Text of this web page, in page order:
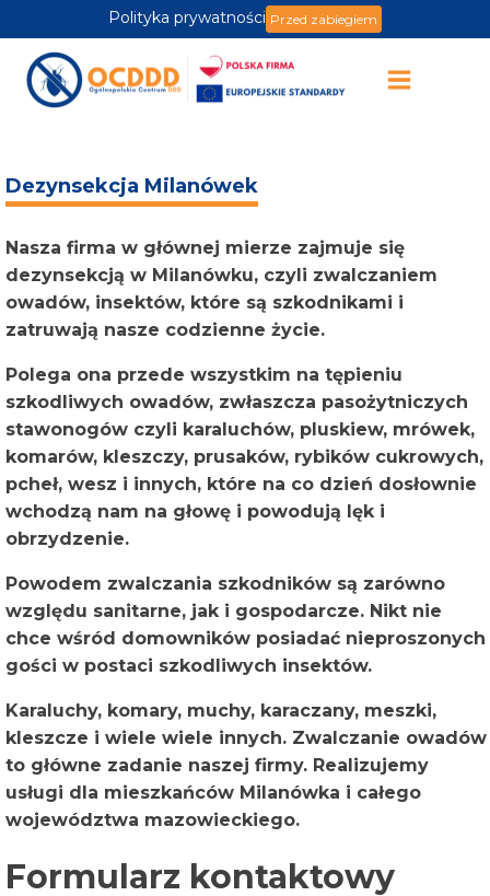
Polityka prywatności Przed zabiegiem
Dezynsekcja Milanówek
Nasza firma w głównej mierze zajmuje się
dezynsekcją w Milanówku, czyli zwalczaniem
owadów, insektów, które są szkodnikami i
zatruwają nasze codzienne życie.
Polega ona przede wszystkim na tępieniu
szkodliwych owadów, zwłaszcza pasożytniczych
stawonogów czyli karaluchów, pluskiew, mrówek,
komarów, kleszczy, prusaków, rybików cukrowych,
pcheł, wesz i innych, które na co dzień dosłownie
wchodzą nam na głowę i powodują lęk i
obrzydzenie.
Powodem zwalczania szkodników są zarówno
względu sanitarne, jak i gospodarcze. Nikt nie
chce wśród domowników posiadać nieproszonych
gości w postaci szkodliwych insektów.
Karaluchy, komary, muchy, karaczany, meszki,
kleszcze i wiele wiele innych. Zwalczanie owadów
to główne zadanie naszej firmy. Realizujemy
usługi dla mieszkańców Milanówka i całego
województwa mazowieckiego.
Formularz kontaktowy